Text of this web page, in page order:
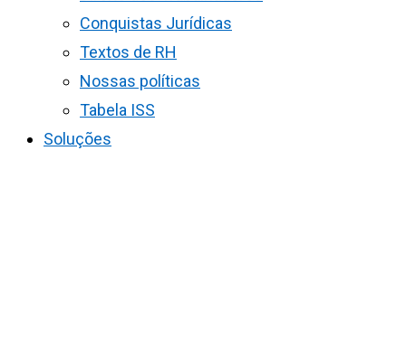
Conquistas Jurídicas
Textos de RH
Nossas políticas
Tabela ISS
Soluções